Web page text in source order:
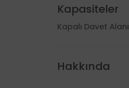
Kapasiteler
Kapalı Davet Alanı
Hakkında